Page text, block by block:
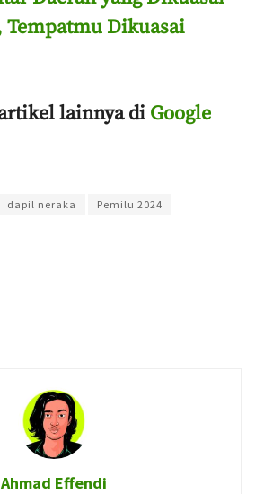
Tempatmu Dikuasai
lainnya di Google
dapil neraka Pemilu 2024
Ahmad Effendi